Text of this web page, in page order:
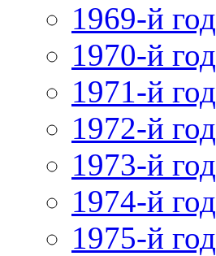
1969-й год
1970-й год
1971-й год
1972-й год
1973-й год
1974-й год
1975-й год